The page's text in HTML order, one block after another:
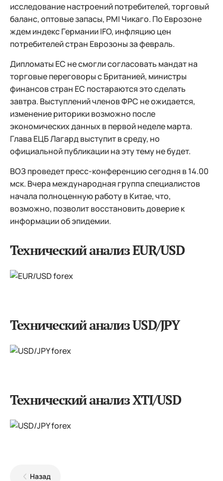
исследование настроений потребителей, торговый
баланс, оптовые запасы, PMI Чикаго. По Еврозоне
ждем индекс Германии IFO, инфляцию цен
потребителей стран Еврозоны за февраль.
Дипломаты ЕС не смогли согласовать мандат на
торговые переговоры с Британией, министры
финансов стран ЕС постараются это сделать
завтра. Выступлений членов ФРС не ожидается,
изменение риторики возможно после
экономических данных в первой неделе марта.
Глава ЕЦБ Лагард выступит в среду, но
официальной публикации на эту тему не будет.
ВОЗ проведет пресс-конференцию сегодня в 14.00
мск. Вчера международная группа специалистов
начала полноценную работу в Китае, что,
возможно, позволит восстановить доверие к
информации об эпидемии.
Технический анализ EUR/USD
Технический анализ USD/JPY
Технический анализ XTI/USD
Назад